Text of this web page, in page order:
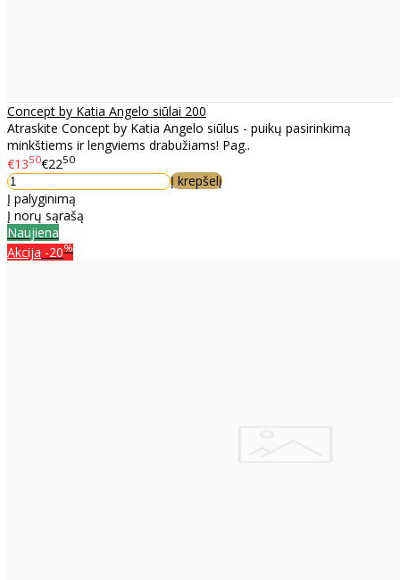
Concept by Katia Angelo siūlai 200
Atraskite Concept by Katia Angelo siūlus - puikų pasirinkimą
minkštiems ir lengviems drabužiams! Pag..
€1350€2250
Į krepšelį
Į palyginimą
Į norų sąrašą
Naujiena
Akcija -20%